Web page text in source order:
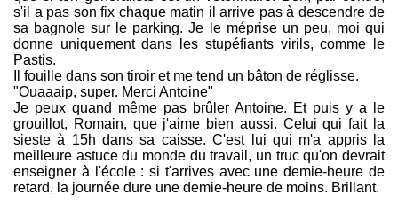
s'il a pas son fix chaque matin il arrive pas à descendre de
sa bagnole sur le parking. Je le méprise un peu, moi qui
donne uniquement dans les stupéfiants virils, comme le
Pastis.
Il fouille dans son tiroir et me tend un bâton de réglisse.
"Ouaaaip, super. Merci Antoine"
Je peux quand même pas brûler Antoine. Et puis y a le
grouillot, Romain, que j'aime bien aussi. Celui qui fait la
sieste à 15h dans sa caisse. C'est lui qui m'a appris la
meilleure astuce du monde du travail, un truc qu'on devrait
enseigner à l'école : si t'arrives avec une demie-heure de
retard, la journée dure une demie-heure de moins. Brillant.